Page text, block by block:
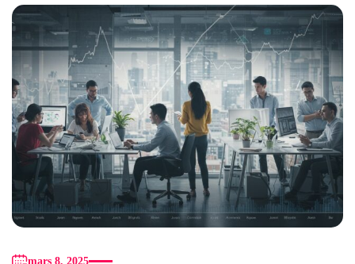
mars 8, 2025